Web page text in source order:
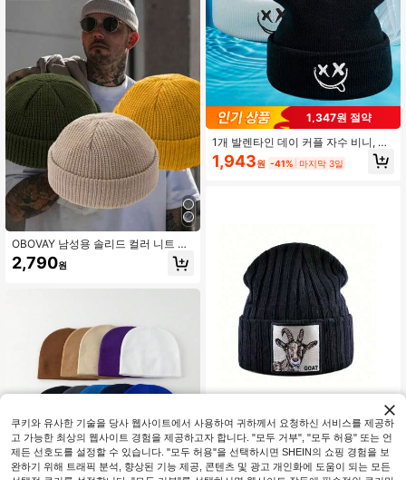
OBOVAY 남성용 솔리드 컬러 니트 비
니, 따뜻하고 편안하며 챙이 있어 데일
리 스트리트웨어, 가을 의상에 적합
2,790원
1,347원 절약
1개 발렌타인 데이 커플 자수 비니, 챙
없는 니트 모자, 가을/겨울 유니섹스
야외 캐주얼 자수 및 기하학적 패턴 니
1,943원 -41% 마지막 3일
1개 유니섹스 염소 자수 패치 니트 비
니 모자, 캐주얼, 스포츠, 파티복에 적
쿠키와 유사한 기술을 당사 웹사이트에서 사용하여 귀하께서 요청하신 서비스를 제공하
고 가능한 최상의 웹사이트 경험을 제공하고자 합니다. "모두 거부", "모두 허용" 또는 언
제든 선호도를 설정할 수 있습니다. "모두 허용"을 선택하시면 SHEIN의 쇼핑 경험을 보
완하기 위해 트래픽 분석, 향상된 기능 제공, 콘텐츠 및 광고 개인화에 도움이 되는 모든